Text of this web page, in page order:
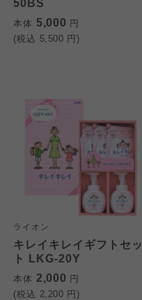
50BS
本体 5,000 円
(税込 5,500 円)
ライオン
キレイキレイギフトセッ
ト LKG-20Y
本体 2,000 円
(税込 2,200 円)